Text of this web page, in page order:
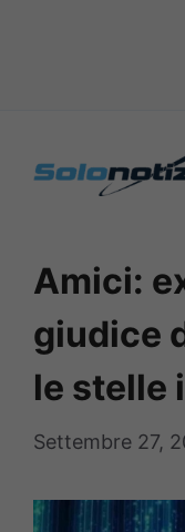
Amici:
giudice
le stelle
Settembre 27,